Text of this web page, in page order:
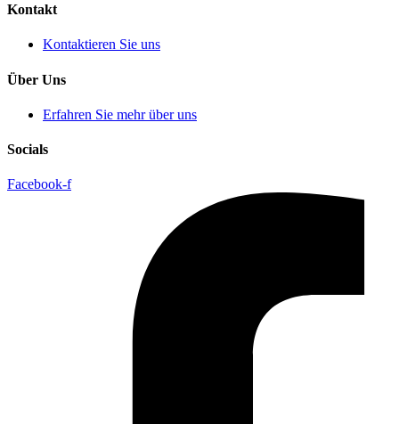
Kontakt
Kontaktieren Sie uns
Über Uns
Erfahren Sie mehr über uns
Socials
Facebook-f